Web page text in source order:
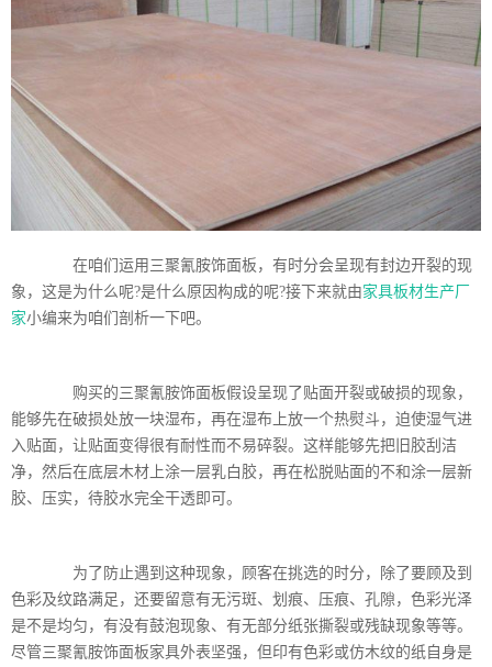
在咱们运用三聚氰胺饰面板，有时分会呈现有封边开裂的现
象，这是为什么呢?是什么原因构成的呢?接下来就由家具板材生产厂
家小编来为咱们剖析一下吧。
购买的三聚氰胺饰面板假设呈现了贴面开裂或破损的现象，
能够先在破损处放一块湿布，再在湿布上放一个热熨斗，迫使湿气进
入贴面，让贴面变得很有耐性而不易碎裂。这样能够先把旧胶刮洁
净，然后在底层木材上涂一层乳白胶，再在松脱贴面的不和涂一层新
胶、压实，待胶水完全干透即可。
为了防止遇到这种现象，顾客在挑选的时分，除了要顾及到
色彩及纹路满足，还要留意有无污斑、划痕、压痕、孔隙，色彩光泽
是不是均匀，有没有鼓泡现象、有无部分纸张撕裂或残缺现象等等。
尽管三聚氰胺饰面板家具外表坚强，但印有色彩或仿木纹的纸自身是